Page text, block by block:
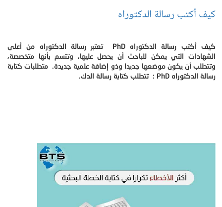
كيف أكتب رسالة الدكتوراه
كيف أكتب رسالة الدكتوراه PhD تعتبر رسالة الدكتوراه من أعلى
الشهادات التي يمكن للباحث أن يحصل عليها، وتتسم بأنها متخصصة،
وتتطلب أن يكون موضعها جديدا وذو إضافة علمية جديدة. متطلبات كتابة
رسالة الدكتوراه PhD : تتطلب كتابة رسالة الدك.